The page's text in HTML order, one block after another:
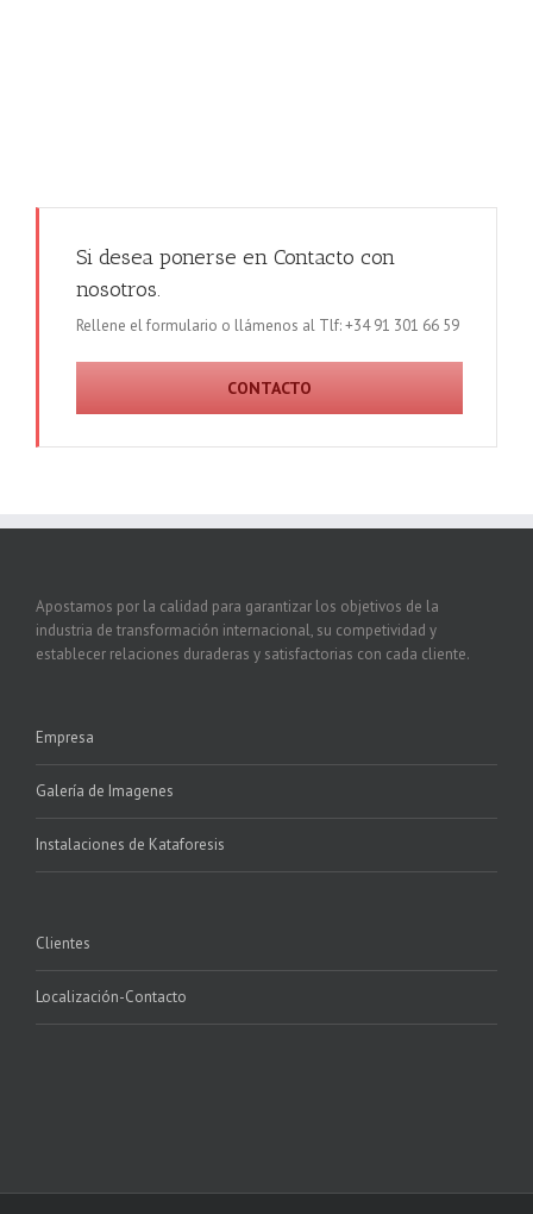
Si desea ponerse en Contacto con
nosotros.
Rellene el formulario o llámenos al Tlf: +34 91 301 66 59
CONTACTO
Apostamos por la calidad para garantizar los objetivos de la
industria de transformación internacional, su competividad y
establecer relaciones duraderas y satisfactorias con cada cliente.
Empresa
Galería de Imagenes
Instalaciones de Kataforesis
Clientes
Localización-Contacto